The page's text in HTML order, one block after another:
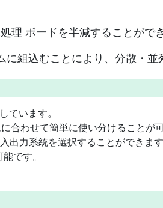
理 ボードを半減することがで
組込むことにより、分散・並
ています。
合わせて簡単に使い分けることが可
出力系統を選択することができます
です。